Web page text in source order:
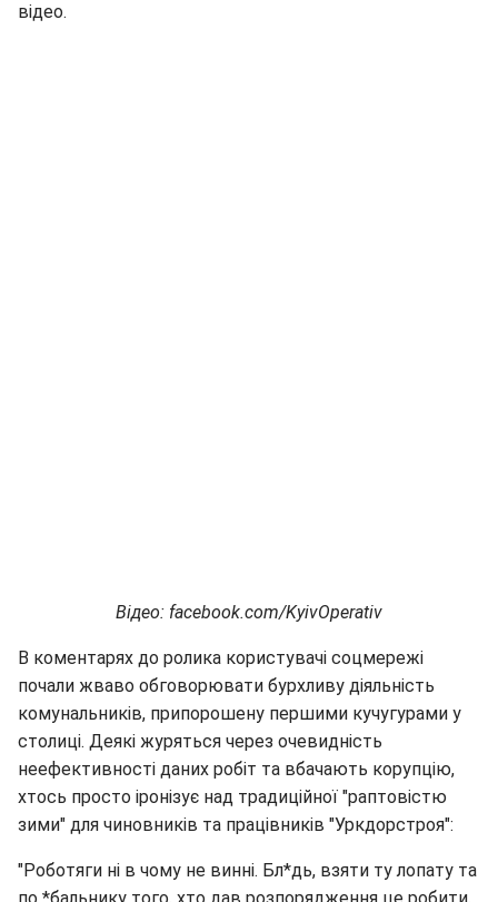
відео.
Відео: facebook.com/KyivOperativ
В коментарях до ролика користувачі соцмережі
почали жваво обговорювати бурхливу діяльність
комунальників, припорошену першими кучугурами у
столиці. Деякі журяться через очевидність
неефективності даних робіт та вбачають корупцію,
хтось просто іронізує над традиційної "раптовістю
зими" для чиновників та працівників "Уркдорстроя":
"Роботяги ні в чому не винні. Бл*дь, взяти ту лопату та